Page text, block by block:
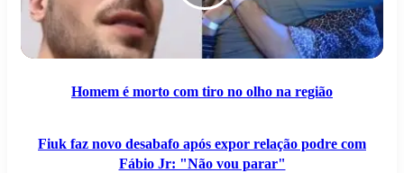
na
região
Homem é morto com tiro no olho na região
podre
com
Fábio
Fiuk faz novo desabafo após expor relação podre com
Fábio Jr: "Não vou parar"